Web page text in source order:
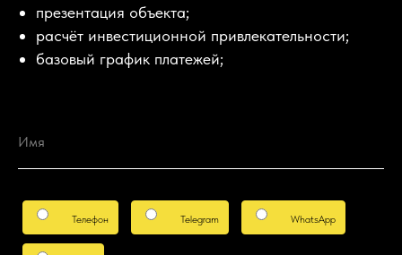
презентация объекта;
расчёт инвестиционной привлекательности;
базовый график платежей;
Имя
Телефон Telegram WhatsApp